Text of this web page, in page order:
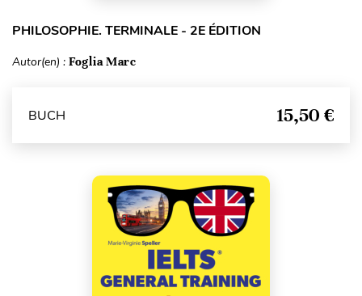
PHILOSOPHIE. TERMINALE - 2E ÉDITION
Autor(en) : Foglia Marc
BUCH 15,50 €